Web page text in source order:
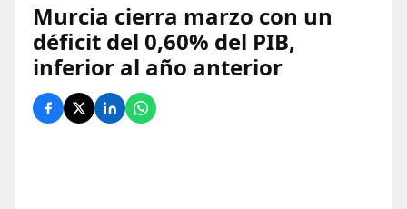
Murcia cierra marzo con un
déficit del 0,60% del PIB,
inferior al año anterior